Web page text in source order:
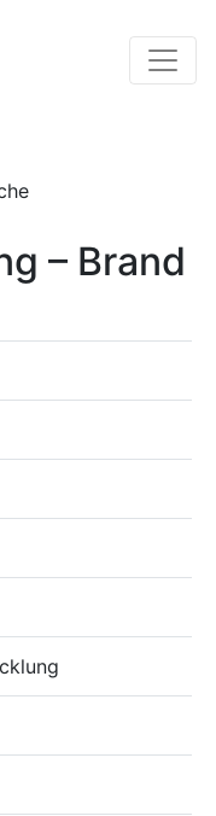
– Brand